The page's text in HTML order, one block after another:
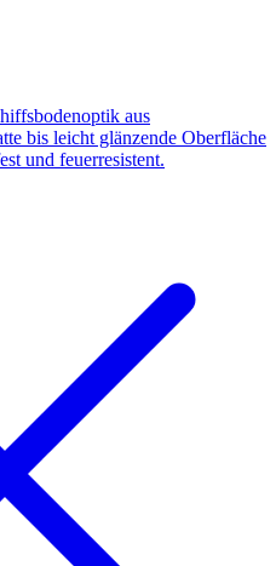
aus
bis leicht glänzende Oberfläche
und feuerresistent.